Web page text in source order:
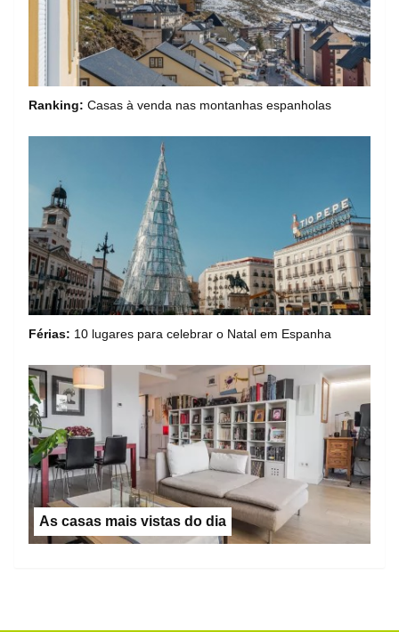
Ranking: Casas à venda nas montanhas espanholas
Férias: 10 lugares para celebrar o Natal em Espanha
As casas mais vistas do dia